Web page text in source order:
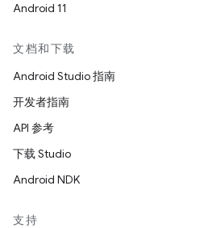
Android 11
文档和下载
Android Studio 指南
开发者指南
API 参考
下载 Studio
Android NDK
支持